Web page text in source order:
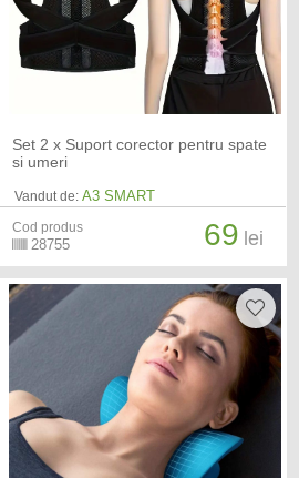
Set 2 x Suport corector pentru spate
si umeri
Vandut de: A3 SMART
Cod produs
28755 69 lei